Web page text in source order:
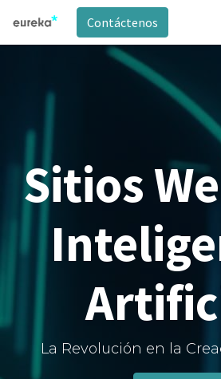
Contáctenos
Sitios
La Revolución en la